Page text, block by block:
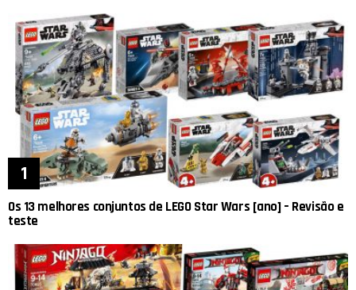
Os 13 melhores conjuntos de LEGO Star Wars [ano] – Revisão e
teste